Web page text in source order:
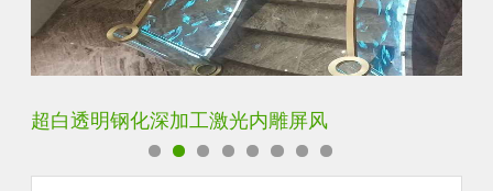
玄关水晶立体雕刻3D激光内雕玻璃